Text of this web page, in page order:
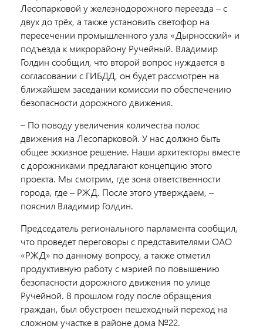
Лесопарковой у железнодорожного переезда – с
двух до трёх, а также установить светофор на
пересечении промышленного узла «Дырносский» и
подъезда к микрорайону Ручейный. Владимир
Голдин сообщил, что второй вопрос нуждается в
согласовании с ГИБДД, он будет рассмотрен на
ближайшем заседании комиссии по обеспечению
безопасности дорожного движения.
– По поводу увеличения количества полос
движения на Лесопарковой. У нас должно быть
общее эскизное решение. Наши архитекторы вместе
с дорожниками предлагают концепцию этого
проекта. Мы смотрим, где зона ответственности
города, где – РЖД. После этого утверждаем, –
пояснил Владимир Голдин.
Председатель регионального парламента сообщил,
что проведет переговоры с представителями ОАО
«РЖД» по данному вопросу, а также отметил
продуктивную работу с мэрией по повышению
безопасности дорожного движения по улице
Ручейной. В прошлом году после обращения
граждан, был обустроен пешеходный переход на
сложном участке в районе дома №22.